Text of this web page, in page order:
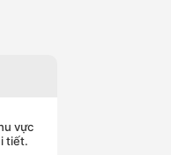
vực
tiết.